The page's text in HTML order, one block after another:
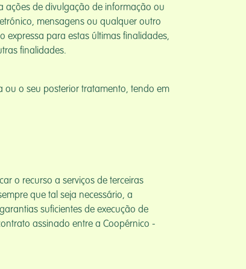
ações de divulgação de informação ou
mensagens ou qualquer outro
expressa para estas últimas finalidades,
finalidades.
ou o seu posterior tratamento, tendo em
o recurso a serviços de terceiras
que tal seja necessário, a
suficientes de execução de
assinado entre a Coopérnico -